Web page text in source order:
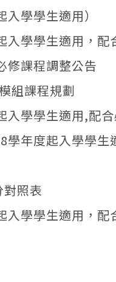
學學生適用）
學學生適用，配
修課程調整公告
組課程規劃
學學生適用,配合
年度起入學學生
照表
學學生適用，配